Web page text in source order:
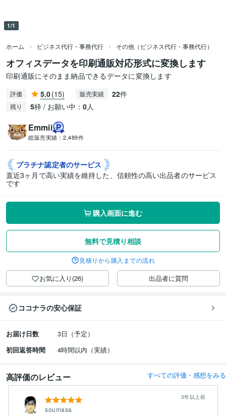
1/1
ホーム ビジネス代行・事務代行 その他（ビジネス代行・事務代行）
オフィスデータを印刷通販対応形式に変換します
印刷通販にそのまま納品できるデータに変換します
評価 5.0(15) 販売実績 22件
残り 5枠 / お願い中： 0人
Emmii
総販売実績： 2,489件
プラチナ認定者のサービス
直近3ヶ月で高い実績を維持した、信頼性の高い出品者のサービス
です
購入画面に進む
無料で見積り相談
見積りから購入までの流れ
お気に入り(26) 出品者に質問
ココナラの安心保証
お届け日数
3日（予定）
初回返答時間
4時間以内（実績）
高評価のレビュー すべての評価・感想をみる
soumasa
3年以上前